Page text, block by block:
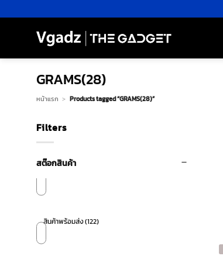
to
GRAMS(28)
หน้าแรก > Products tagged “GRAMS(28)”
Filters
สต๊อกสินค้า
สินค้าพร้อมส่ง(122)